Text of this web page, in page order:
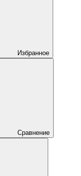
Избранное
Сравнение